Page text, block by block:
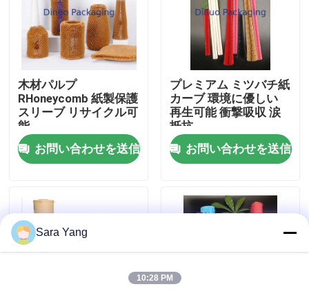
わたしたち に つい て
品質管理
お問い合わせ
ニュース
事件
バブル メーリング バッグ
木材パルプ
RHoneycomb 紙製保護
スリーブ リサイクル可
能
お問い合わせを送信
プレミアム ミツバチ紙
カーブ 環境に優しい
再生可能 衝撃吸収 涙
抵抗
お問い合わせを送信
Sara Yang
10:28 PM